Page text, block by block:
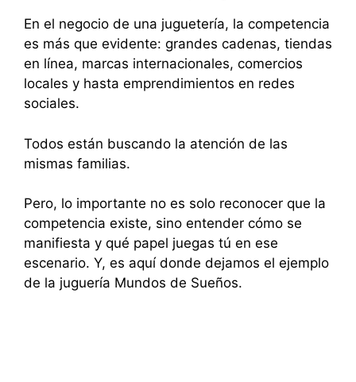
En el negocio de una juguetería, la competencia
es más que evidente: grandes cadenas, tiendas
en línea, marcas internacionales, comercios
locales y hasta emprendimientos en redes
sociales.
Todos están buscando la atención de las
mismas familias.
Pero, lo importante no es solo reconocer que la
competencia existe, sino entender cómo se
manifiesta y qué papel juegas tú en ese
escenario. Y, es aquí donde dejamos el ejemplo
de la juguería Mundos de Sueños.